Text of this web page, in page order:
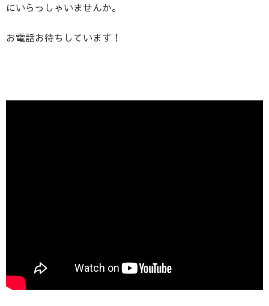
にいらっしゃいませんか。
お電話お待ちしています！